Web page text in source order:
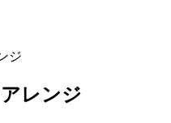
ジ
レンジ